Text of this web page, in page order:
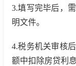
3.填写完毕后，
明文件。
4.税务机关审核
额中扣除房贷利